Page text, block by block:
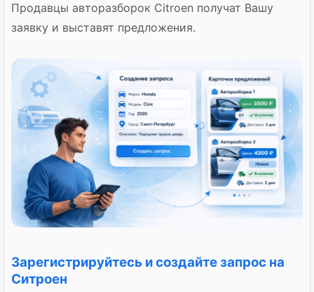
Продавцы авторазборок Citroen получат Вашу
заявку и выставят предложения.
Зарегистрируйтесь и создайте запрос на
Ситроен